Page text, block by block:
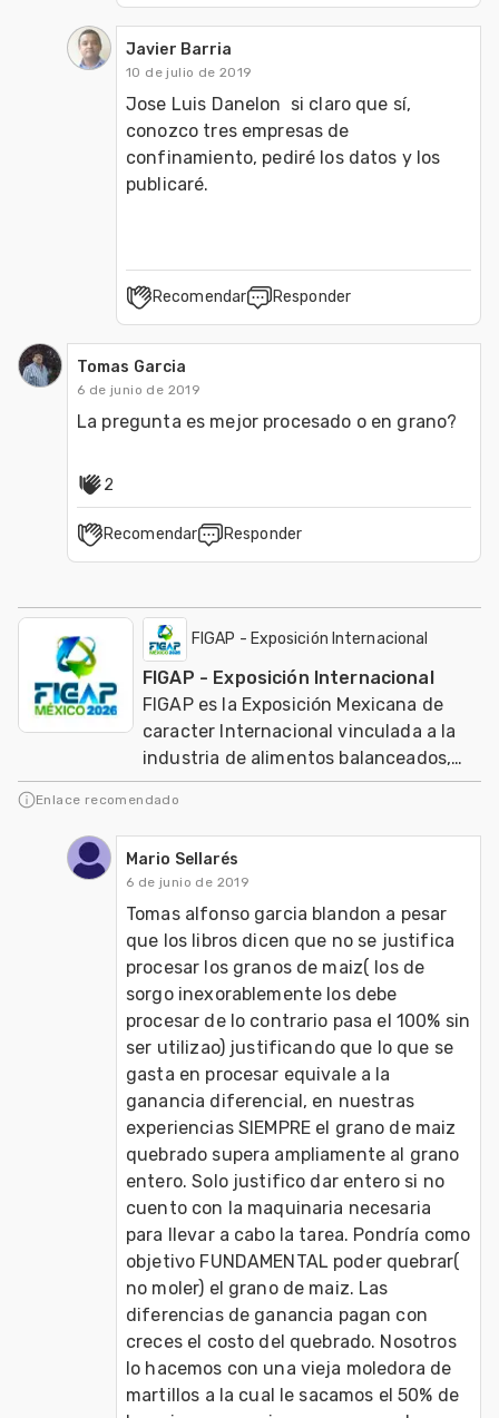
Javier Barria
10 de julio de 2019
Jose Luis Danelon  si claro que sí,
conozco tres empresas de
confinamiento, pediré los datos y los
publicaré.
Recomendar Responder
Tomas Garcia
6 de junio de 2019
2
Recomendar Responder
FIGAP - Exposición Internacional
FIGAP - Exposición Internacional
FIGAP es la Exposición Mexicana de
caracter Internacional vinculada a la
industria de alimentos balanceados,
salud, nutrición y genética en
producción anima
Enlace recomendado
Mario Sellarés
6 de junio de 2019
Tomas alfonso garcia blandon a pesar
que los libros dicen que no se justifica
procesar los granos de maiz( los de
sorgo inexorablemente los debe
procesar de lo contrario pasa el 100% sin
ser utilizao) justificando que lo que se
gasta en procesar equivale a la
ganancia diferencial, en nuestras
experiencias SIEMPRE el grano de maiz
quebrado supera ampliamente al grano
entero. Solo justifico dar entero si no
cuento con la maquinaria necesaria
para llevar a cabo la tarea. Pondría como
objetivo FUNDAMENTAL poder quebrar(
no moler) el grano de maiz. Las
diferencias de ganancia pagan con
creces el costo del quebrado. Nosotros
lo hacemos con una vieja moledora de
martillos a la cual le sacamos el 50% de